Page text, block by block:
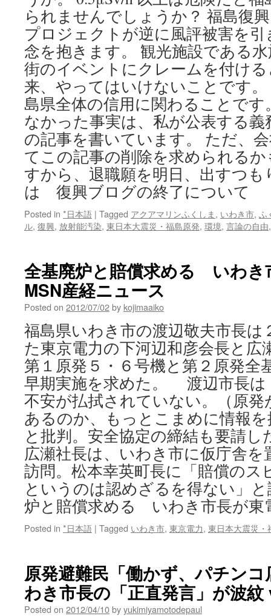
られませんでしょうか？ 福島復
プロジェクトが逆に風評被害を
念を抱きます。 観光施設である
街のイベントにクレームを付け
来、やってはいけないことです
島県全体の信用に関わることで
なかった事実は、私が公表する
の記事を書いています。 ただ、
てこの記事の削除を求められる
すから、退職願を明日、出すつ
は 復興ブログの終了について
Posted in *日本語 | Tagged アクアマリンふくしま, いわき市, ふ
ル, 復興, 放射能汚染, 東日本大震災・福島原発, 環境, 言論の自由
全基廃炉と賠償求める いわき
MSN産経ニュース
Posted on 2012/07/02by kojimaaiko
福島県いわき市の渡辺敬夫市長は
た東京電力の下河辺和彦会長と広
第１原発５・６号機と第２原発全
早期実施を求めた。 渡辺市長は
不安が払拭されていない。（原
あるのか、もっとこまめに情報
と批判。安全協定の締結も要請
広瀬社長は、いわき市に仮庁舎を
訪問。松本幸英町長に「賠償のス
というのは認めざるを得ない」
炉と賠償求める いわき市長が東
Posted in *日本語 | Tagged いわき市, 東京電力, 東日本大震災・
原発避難民「働かず、パチン
わき市長の「正直発言」が波
Posted on 2012/04/10byyukimiyamotodepaul